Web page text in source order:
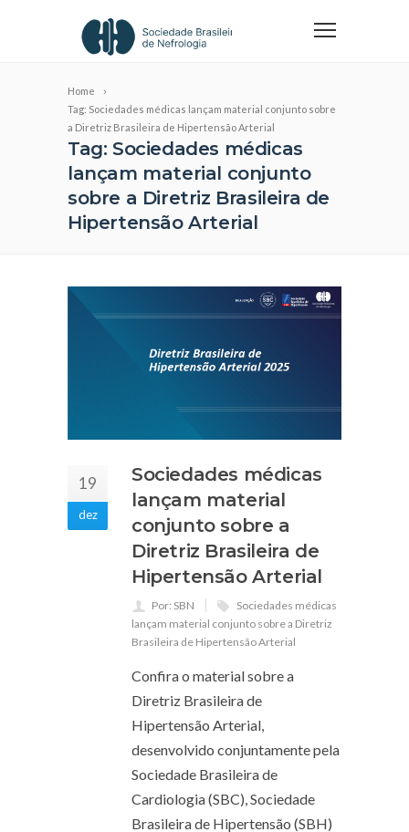
Home
Tag: Sociedades médicas lançam material conjunto sobre
a Diretriz Brasileira de Hipertensão Arterial
Tag: Sociedades médicas
lançam material conjunto
sobre a Diretriz Brasileira de
Hipertensão Arterial
19
dez
Sociedades médicas
lançam material
conjunto sobre a
Diretriz Brasileira de
Hipertensão Arterial
Por: SBN
Sociedades médicas
lançam material conjunto sobre a Diretriz
Brasileira de Hipertensão Arterial
Confira o material sobre a
Diretriz Brasileira de
Hipertensão Arterial,
desenvolvido conjuntamente pela
Sociedade Brasileira de
Cardiologia (SBC), Sociedade
Brasileira de Hipertensão (SBH)